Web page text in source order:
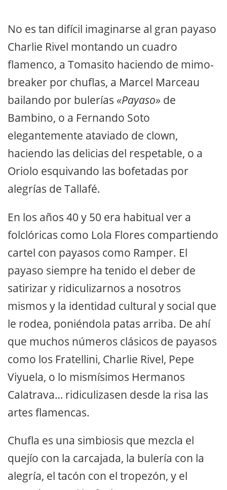
No es tan difícil imaginarse al gran payaso
Charlie Rivel montando un cuadro
flamenco, a Tomasito haciendo de mimo-
breaker por chuflas, a Marcel Marceau
bailando por bulerías «Payaso» de
Bambino, o a Fernando Soto
elegantemente ataviado de clown,
haciendo las delicias del respetable, o a
Oriolo esquivando las bofetadas por
alegrías de Tallafé.
En los años 40 y 50 era habitual ver a
folclóricas como Lola Flores compartiendo
cartel con payasos como Ramper. El
payaso siempre ha tenido el deber de
satirizar y ridiculizarnos a nosotros
mismos y la identidad cultural y social que
le rodea, poniéndola patas arriba. De ahí
que muchos números clásicos de payasos
como los Fratellini, Charlie Rivel, Pepe
Viyuela, o lo mismísimos Hermanos
Calatrava… ridiculizasen desde la risa las
artes flamencas.
Chufla es una simbiosis que mezcla el
quejío con la carcajada, la bulería con la
alegría, el tacón con el tropezón, y el